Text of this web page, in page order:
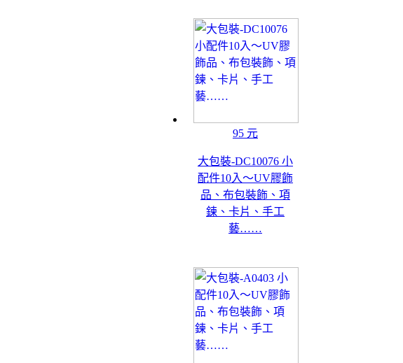
95 元
大包裝-DC10076 小
配件10入～UV膠飾
品、布包裝飾、項
鍊、卡片、手工
藝……